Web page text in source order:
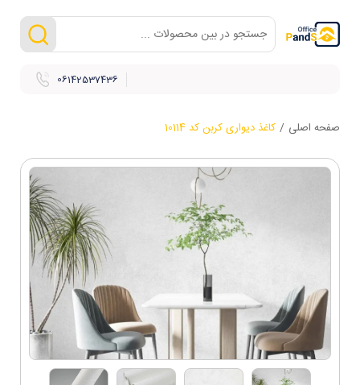
06142537436
صفحه اصلی / کاغذ دیواری کربن کد 10114